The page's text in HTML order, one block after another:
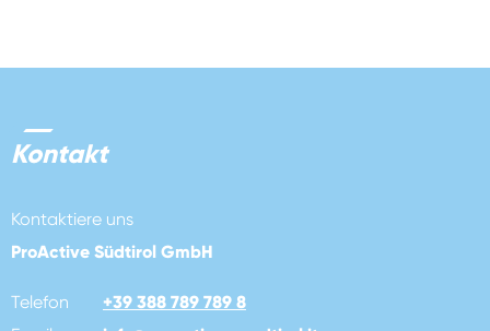
Kontakt
Kontaktiere uns
ProActive Südtirol GmbH
Telefon
+39 388 789 789 8